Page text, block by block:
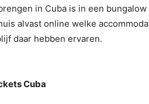
in Cuba is in een
alvast online welke
daar hebben ervaren.
Cuba